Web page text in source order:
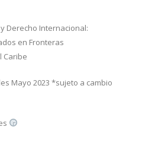
Derecho Internacional:
en Fronteras
Caribe
Mayo 2023 *sujeto a cambio